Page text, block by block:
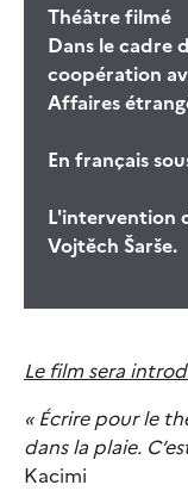
Théâtre filmé
Dans le cadre
coopération
Affaires
En français
L'intervention
Vojtěch Šarše.
Le film sera
« Écrire pour le
dans la plaie.
Kacimi